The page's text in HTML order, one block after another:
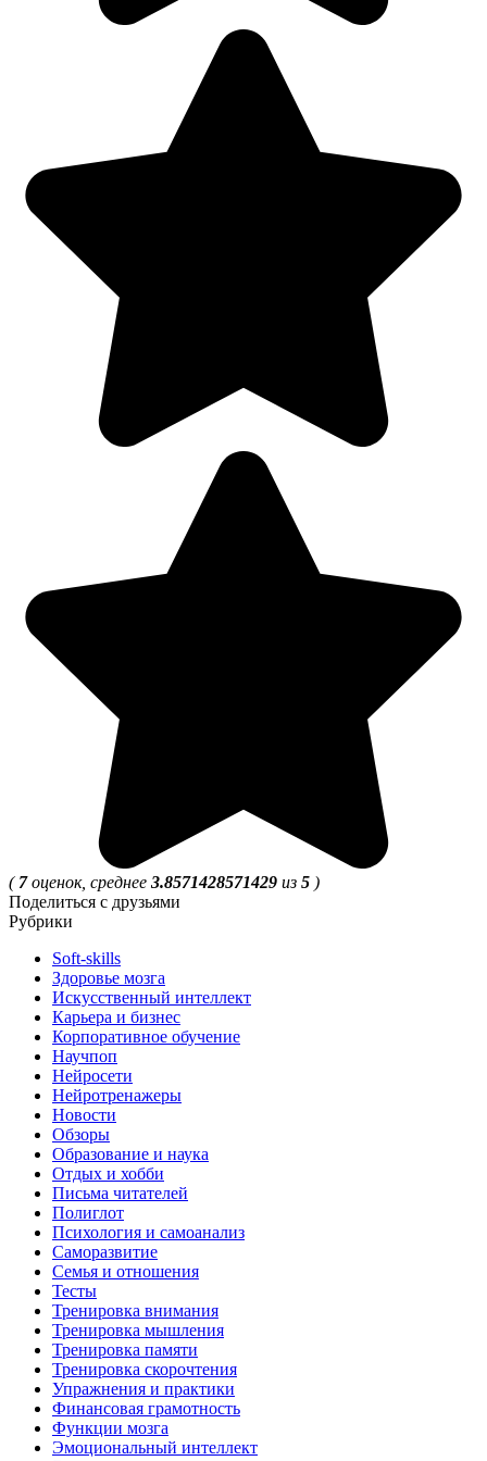
( 7оценок, среднее 3.8571428571429 из 5 )
Поделиться с друзьями
Рубрики
Soft-skills
Здоровье мозга
Искусственный интеллект
Карьера и бизнес
Корпоративное обучение
Научпоп
Нейросети
Нейротренажеры
Новости
Обзоры
Образование и наука
Отдых и хобби
Письма читателей
Полиглот
Психология и самоанализ
Саморазвитие
Семья и отношения
Тесты
Тренировка внимания
Тренировка мышления
Тренировка памяти
Тренировка скорочтения
Упражнения и практики
Финансовая грамотность
Функции мозга
Эмоциональный интеллект